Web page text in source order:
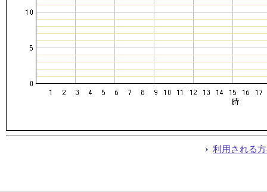
利用される